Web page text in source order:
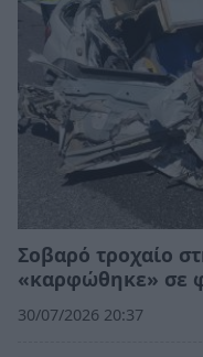
Σοβαρό τροχαίο
«καρφώθηκε» σε
30/07/2026 20:37